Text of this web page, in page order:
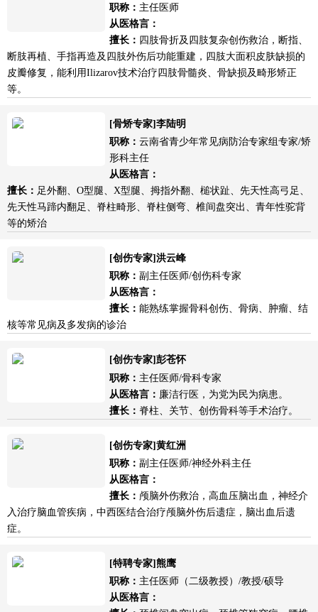
职称： 主任医师
从医格言：
擅长： 四肢骨折及四肢复杂创伤救治，断指、
断肢再植、手指再造及四肢外伤后功能重建，四肢大面积皮肤缺损的
皮瓣修复，能利用Ilizarov技术治疗四肢骨髓炎、骨缺损及畸形矫正
等。
[骨矫专家]李陆明
职称： 云南省青少年常见病防治专家组专家/矫
形科主任
从医格言：
擅长： 足外翻、O型腿、X型腿、拇指外翻、槌状趾、先天性高弓足、
先天性马蹄内翻足、脊柱畸形、脊柱侧弯、椎间盘突出、青年性驼背
等的矫治
[创伤专家]洪云峰
职称： 副主任医师/创伤科专家
从医格言：
擅长： 能熟练掌握骨科创伤、骨病、肿瘤、结
核等常见病及多发病的诊治
[创伤专家]彭苍怀
职称： 主任医师/骨科专家
从医格言： 廉洁行医，为党为民为病患。
擅长： 脊柱、关节、创伤骨科等手术治疗。
[创伤专家]黄红洲
职称： 副主任医师/神经外科主任
从医格言：
擅长： 颅脑外伤救治，高血压脑出血，神经介
入治疗脑血管疾病，中西医结合治疗颅脑外伤后遗症，脑出血后遗
症。
[特聘专家]熊鹰
职称： 主任医师（二级教授）/教授/硕导
从医格言：